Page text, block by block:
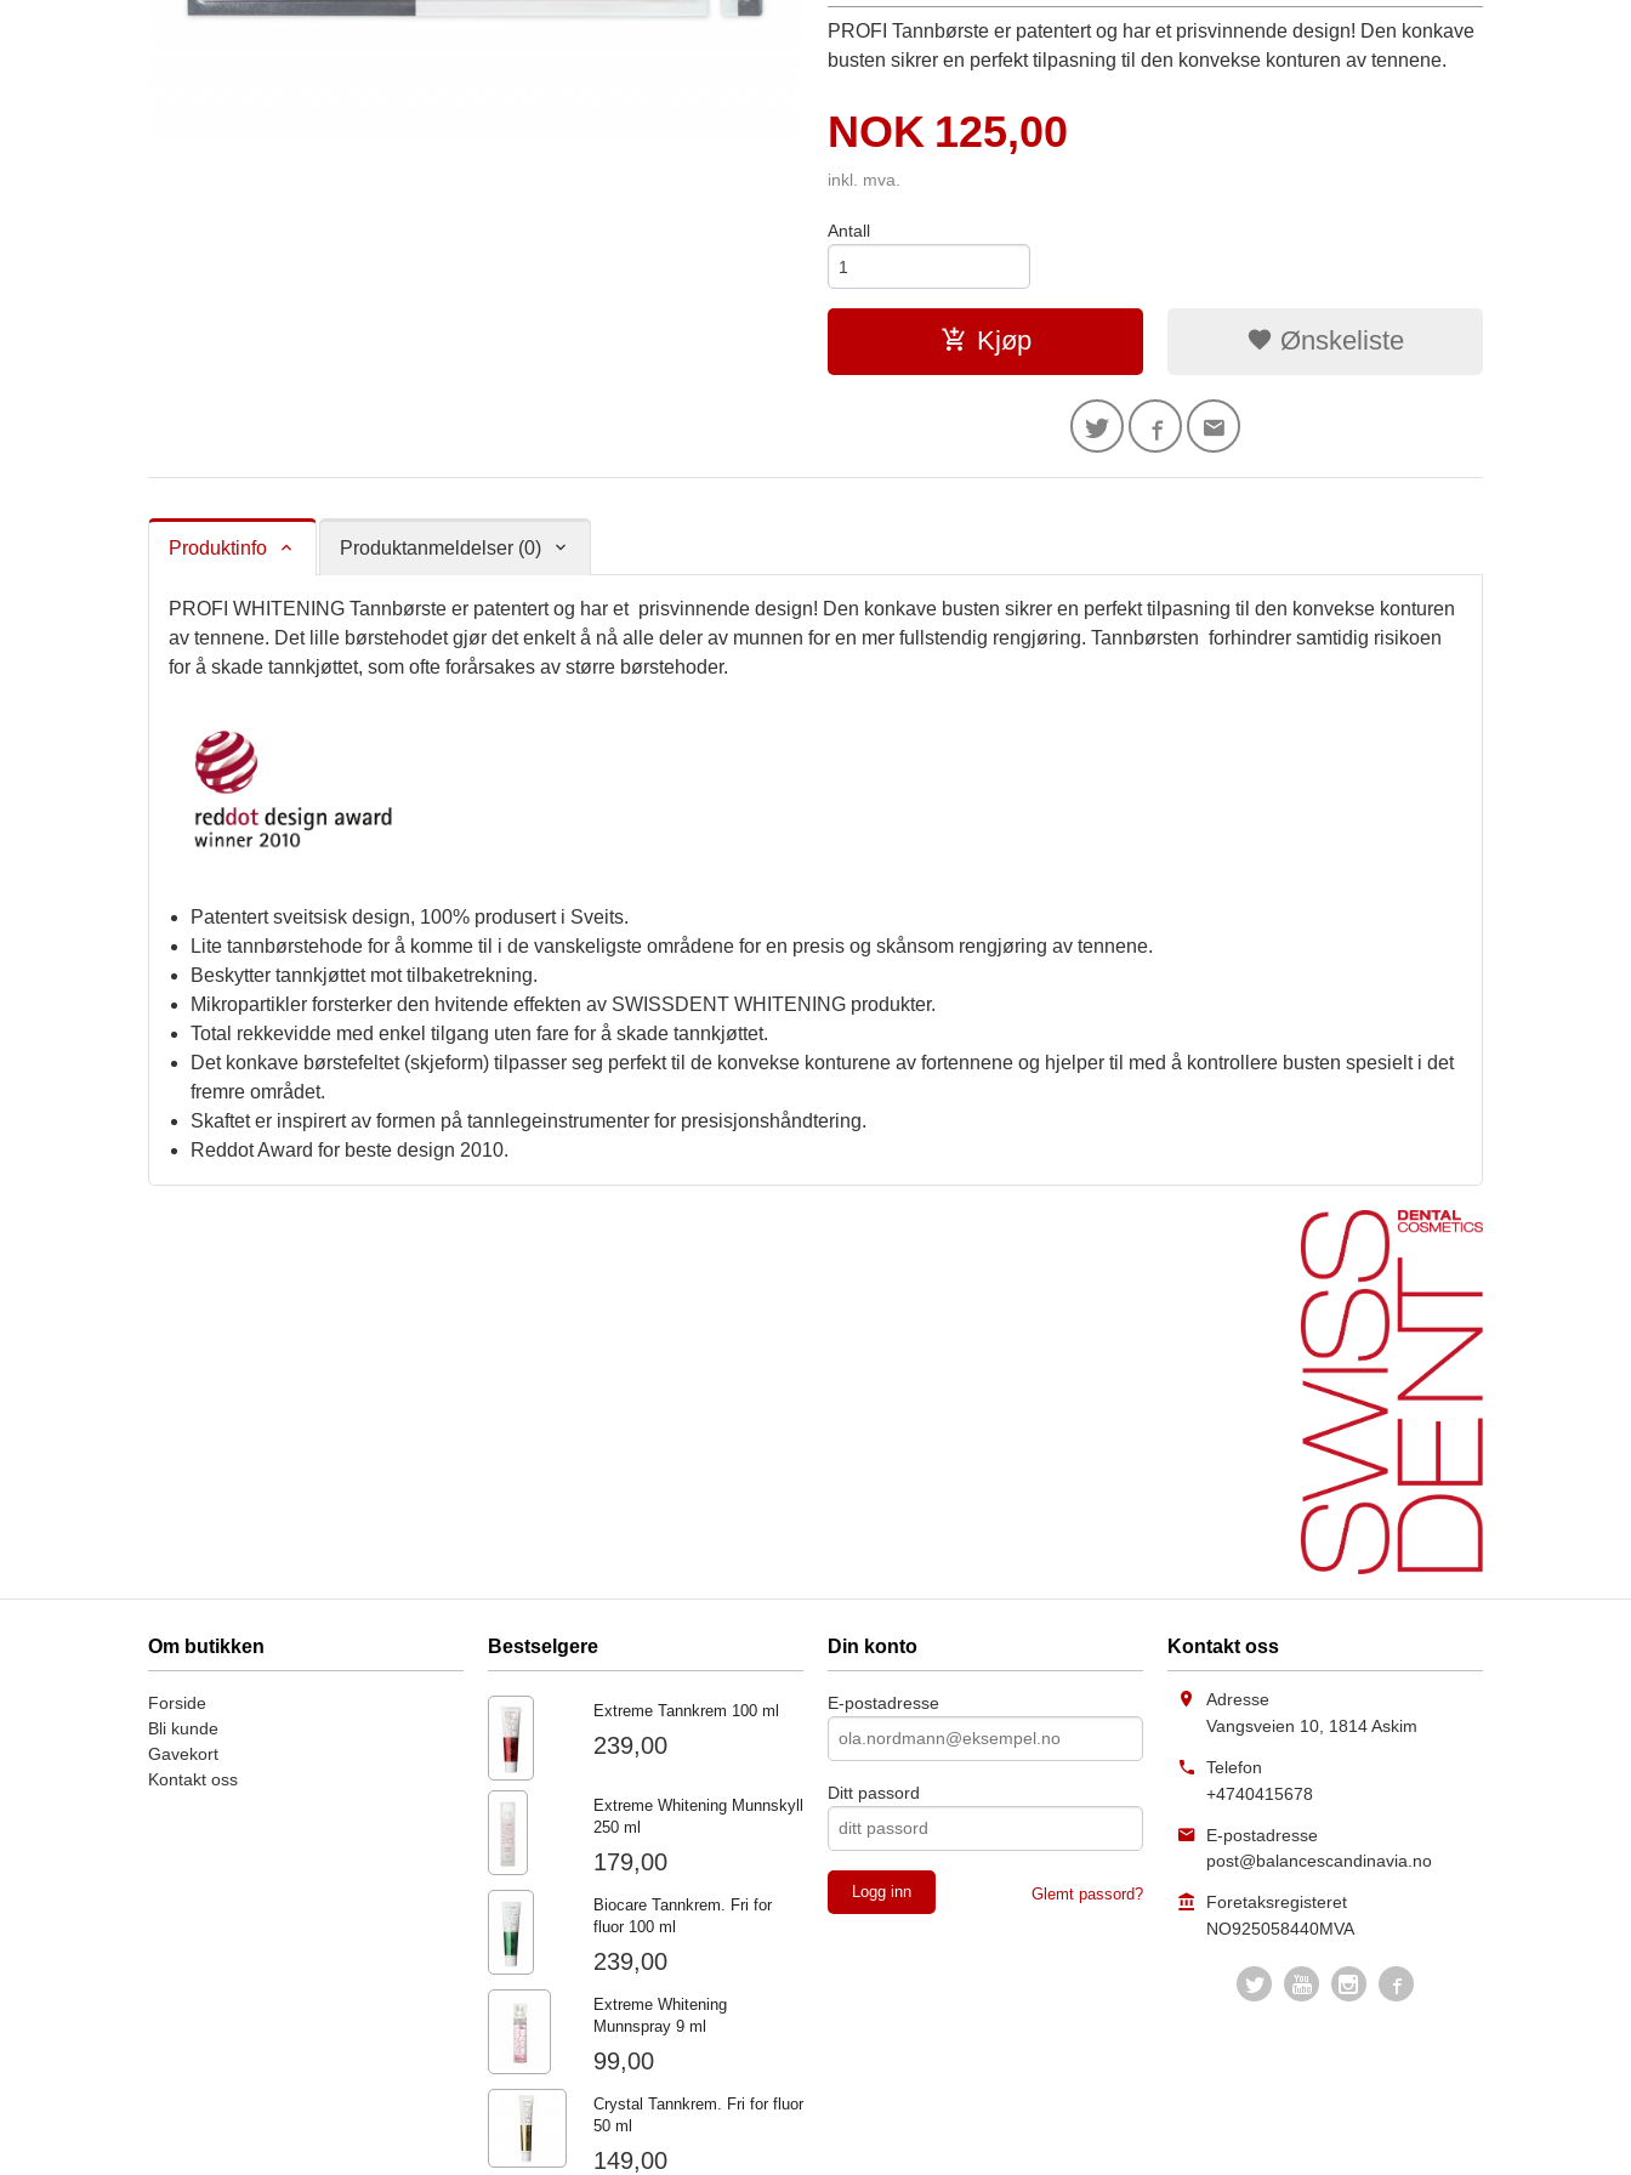
PROFI Tannbørste er patentert og har et prisvinnende design! Den konkave
busten sikrer en perfekt tilpasning til den konvekse konturen av tennene.
Pris
NOK 125,00
inkl. mva.
Antall
Kjøp Ønskeliste
Produktinfo Produktanmeldelser (0)
PROFI WHITENING Tannbørste er patentert og har et prisvinnende design! Den konkave busten sikrer en perfekt tilpasning til den konvekse konturen
av tennene. Det lille børstehodet gjør det enkelt å nå alle deler av munnen for en mer fullstendig rengjøring. Tannbørsten forhindrer samtidig risikoen
for å skade tannkjøttet, som ofte forårsakes av større børstehoder.
Patentert sveitsisk design, 100% produsert i Sveits.
Lite tannbørstehode for å komme til i de vanskeligste områdene for en presis og skånsom rengjøring av tennene.
Beskytter tannkjøttet mot tilbaketrekning.
Mikropartikler forsterker den hvitende effekten av SWISSDENT WHITENING produkter.
Total rekkevidde med enkel tilgang uten fare for å skade tannkjøttet.
Det konkave børstefeltet (skjeform) tilpasser seg perfekt til de konvekse konturene av fortennene og hjelper til med å kontrollere busten spesielt i det
fremre området.
Skaftet er inspirert av formen på tannlegeinstrumenter for presisjonshåndtering.
Reddot Award for beste design 2010.
Om butikken
Forside
Bli kunde
Gavekort
Kontakt oss
Bestselgere
Extreme Tannkrem 100 ml
239,00
Extreme Whitening Munnskyll
250 ml
179,00
Biocare Tannkrem. Fri for
fluor 100 ml
239,00
Extreme Whitening
Munnspray 9 ml
99,00
Crystal Tannkrem. Fri for fluor
50 ml
149,00
Din konto
E-postadresse
Ditt passord
Glemt passord?
Kontakt oss
Adresse
Vangsveien 10 1814Askim
Telefon
+4740415678
E-postadresse
post@balancescandinavia.no
Foretaksregisteret
NO925058440MVA